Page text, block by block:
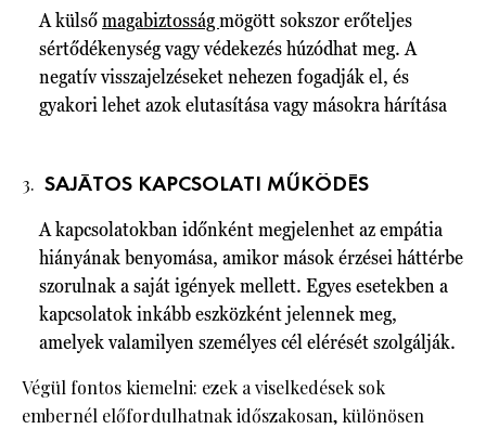
A külsőmagabiztosságmögött sokszor erőteljes
sértődékenység vagy védekezés húzódhat meg. A
negatív visszajelzéseket nehezen fogadják el, és
gyakori lehet azok elutasítása vagy másokra hárítása
SAJÁTOS KAPCSOLATI MŰKÖDÉS
A kapcsolatokban időnként megjelenhet az empátia
hiányának benyomása, amikor mások érzései háttérbe
szorulnak a saját igények mellett. Egyes esetekben a
kapcsolatok inkább eszközként jelennek meg,
amelyek valamilyen személyes cél elérését szolgálják.
Végül fontos kiemelni: ezek a viselkedések sok
embernél előfordulhatnak időszakosan, különösen